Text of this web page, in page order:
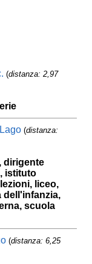
(distanza: 2,97
(distanza:
dirigente
istituto
liceo,
dell'infanzia,
scuola
(distanza: 6,25